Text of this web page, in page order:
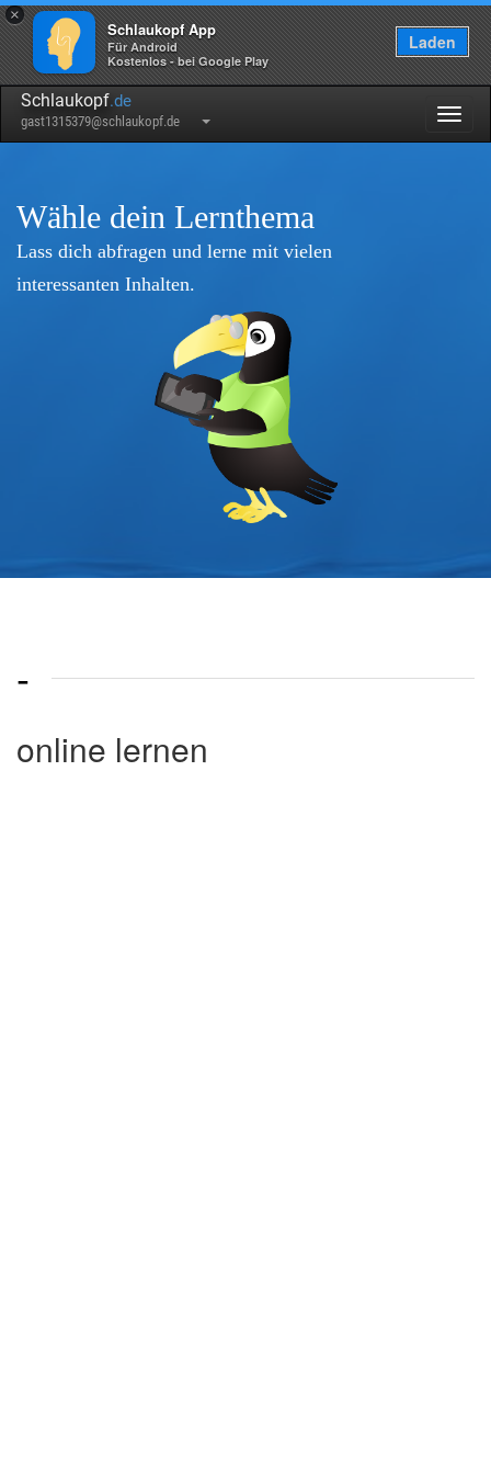
×
Schlaukopf App
Für Android
Kostenlos - bei Google Play
Laden
Schlaukopf.de
gast1315379@schlaukopf.de
Wähle dein Lernthema
Lass dich abfragen und lerne mit vielen
interessanten Inhalten.
-
online lernen